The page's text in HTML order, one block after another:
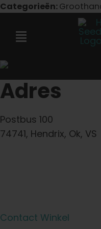
Overslaan
inhoud
Categorieën:
Navigatie
Gefeminiseerde
Autoflower zaden
Adres
Postbus 100
74741, Hendrix, Ok, VS
Contact Winkel